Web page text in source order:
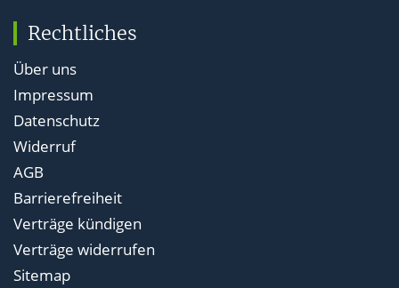
Rechtliches
Über uns
Impressum
Datenschutz
Widerruf
AGB
Barrierefreiheit
Verträge kündigen
Verträge widerrufen
Sitemap